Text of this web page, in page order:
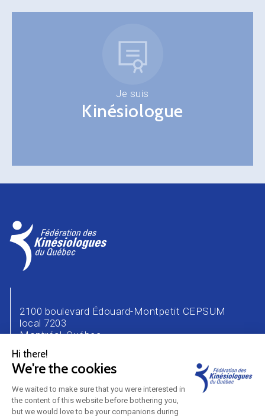
Je suis
Kinésiologue
2100 boulevard Édouard-Montpetit CEPSUM
local 7203
Montréal, Québec
H3T 1J4
Téléphone : 514 343-2471
Courriel :info@kinesiologue.com